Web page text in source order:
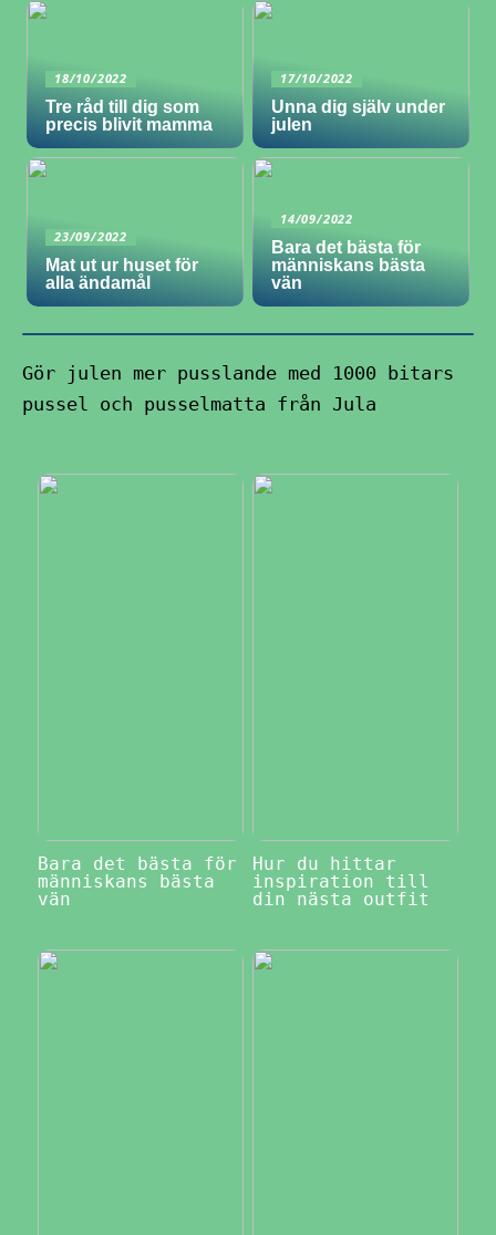
18/10/2022
Tre råd till dig som
precis blivit mamma
17/10/2022
Unna dig själv under
julen
23/09/2022
Mat ut ur huset för
alla ändamål
14/09/2022
Bara det bästa för
människans bästa
vän
Gör julen mer pusslande med 1000 bitars
pussel och pusselmatta från Jula
Bara det bästa för
människans bästa
vän
Hur du hittar
inspiration till
din nästa outfit